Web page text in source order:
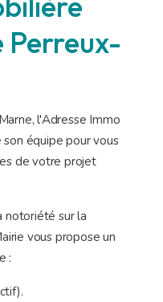
Perreux-
l'Adresse Immo
équipe pour vous
de votre projet
notoriété sur la
vous propose un
: